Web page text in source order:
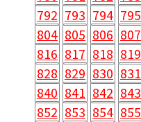
792 793 794 795
804 805 806 807
816 817 818 819
828 829 830 831
840 841 842 843
852 853 854 855